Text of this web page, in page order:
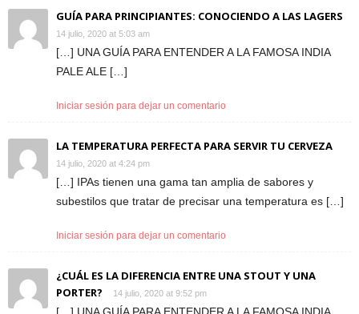
GUÍA PARA PRINCIPIANTES: CONOCIENDO A LAS LAGERS
14 julio, 2020 at 5:03 am
[…] UNA GUÍA PARA ENTENDER A LA FAMOSA INDIA
PALE ALE […]
Iniciar sesión para dejar un comentario
LA TEMPERATURA PERFECTA PARA SERVIR TU CERVEZA
14 julio, 2020 at 4:24 pm
[…] IPAs tienen una gama tan amplia de sabores y
subestilos que tratar de precisar una temperatura es […]
Iniciar sesión para dejar un comentario
¿CUÁL ES LA DIFERENCIA ENTRE UNA STOUT Y UNA
PORTER?
14 julio, 2020 at 9:52 pm